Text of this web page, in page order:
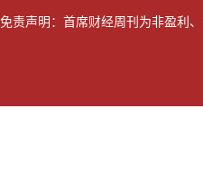
免责声明：首席财经周刊为非盈利